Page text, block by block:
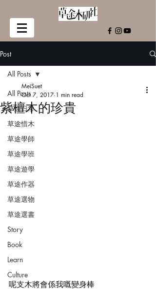
Post
All Posts
草途日常
草途惜木
草途學師
草途學班
草途遊學
草途作器
草途選物
草途選書
Story
Book
Learn
Culture
All Posts
紫檀木的珍貴
MeiSuet
Oct 7, 2017 1 min read
呢支木將會係我嘅變身棒